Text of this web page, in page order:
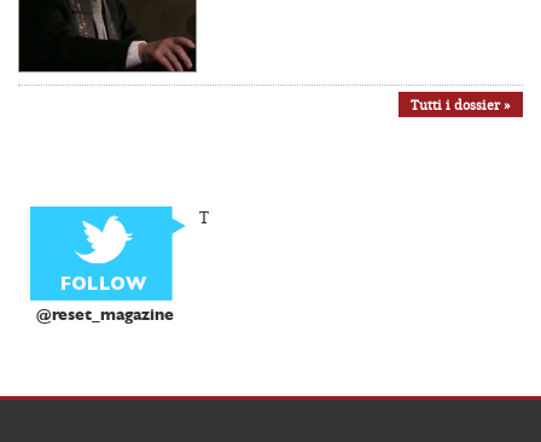
Tutti i dossier »
@reset_magazine
T